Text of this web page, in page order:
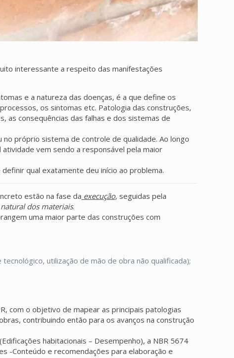
interessante a respeito das manifestações
e a natureza das doenças, é a que define os
os sintomas etc. Patologia das construções,
as consequências das falhas e dos sistemas de
próprio sistema de controle de qualidade. Ao longo
vem sendo a responsável pela maior
qual exatamente deu início ao problema.
estão na fase da execução, seguidas pela
dos materiais.
uma maior parte das construções com
utilização de mão de obra não qualificada);
com o objetivo de mapear as principais patologias
contribuindo então para os avanços na construção
habitacionais – Desempenho), a NBR 5674
-Conteúdo e recomendações para elaboração e